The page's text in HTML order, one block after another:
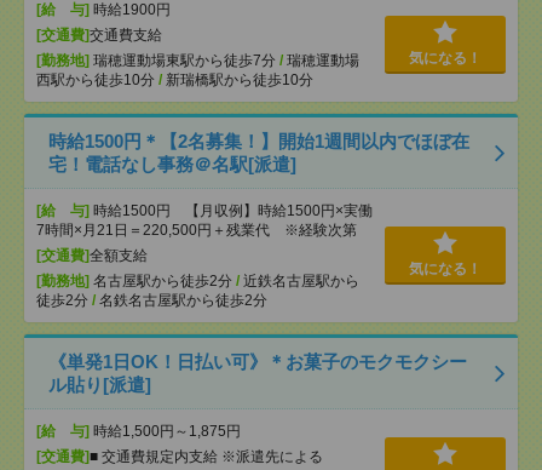
[給 与] 時給1900円
[交通費]交通費支給
[勤務地] 瑞穂運動場東駅から徒歩7分 / 瑞穂運動場
西駅から徒歩10分 / 新瑞橋駅から徒歩10分
気になる！
時給1500円＊【2名募集！】開始1週間以内でほぼ在
宅！電話なし事務＠名駅[派遣]
[給 与] 時給1500円 【月収例】時給1500円×実働
7時間×月21日＝220,500円＋残業代 ※経験次第
[交通費]全額支給
[勤務地] 名古屋駅から徒歩2分 / 近鉄名古屋駅から
徒歩2分 / 名鉄名古屋駅から徒歩2分
気になる！
《単発1日OK！日払い可》＊お菓子のモクモクシー
ル貼り[派遣]
[給 与] 時給1,500円～1,875円
[交通費]■ 交通費規定内支給 ※派遣先による